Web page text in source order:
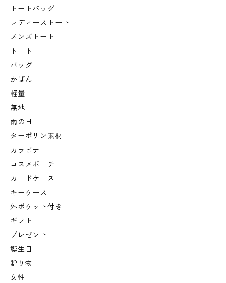
トートバッグ
レディーストート
メンズトート
トート
バッグ
かばん
軽量
無地
雨の日
ターポリン素材
カラビナ
コスメポーチ
カードケース
キーケース
外ポケット付き
ギフト
プレゼント
誕生日
贈り物
女性